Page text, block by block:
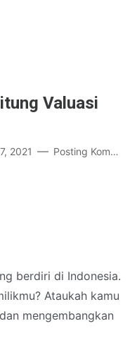
Valuasi
2021 Posting Komentar
berdiri di Indonesia.
Ataukah kamu
mengembangkan